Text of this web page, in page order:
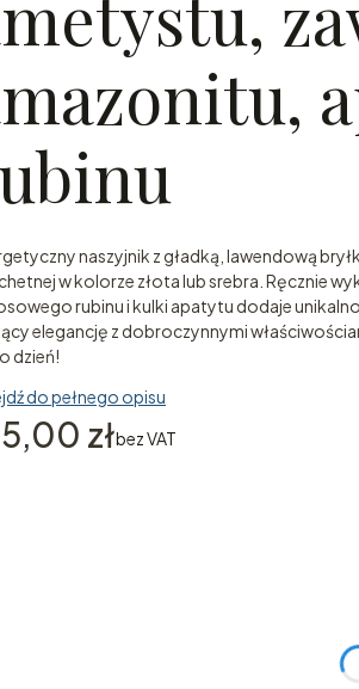
naszyjnik z gładką, lawendową
w kolorze złota lub srebra. Ręcznie
rubinu i kulki apatytu dodaje
elegancję z dobroczynnymi
dzień!
do pełnego opisu
złbez VAT